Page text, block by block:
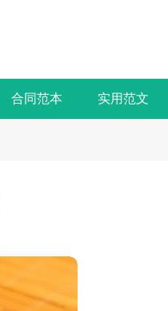
合同范本 实用范文